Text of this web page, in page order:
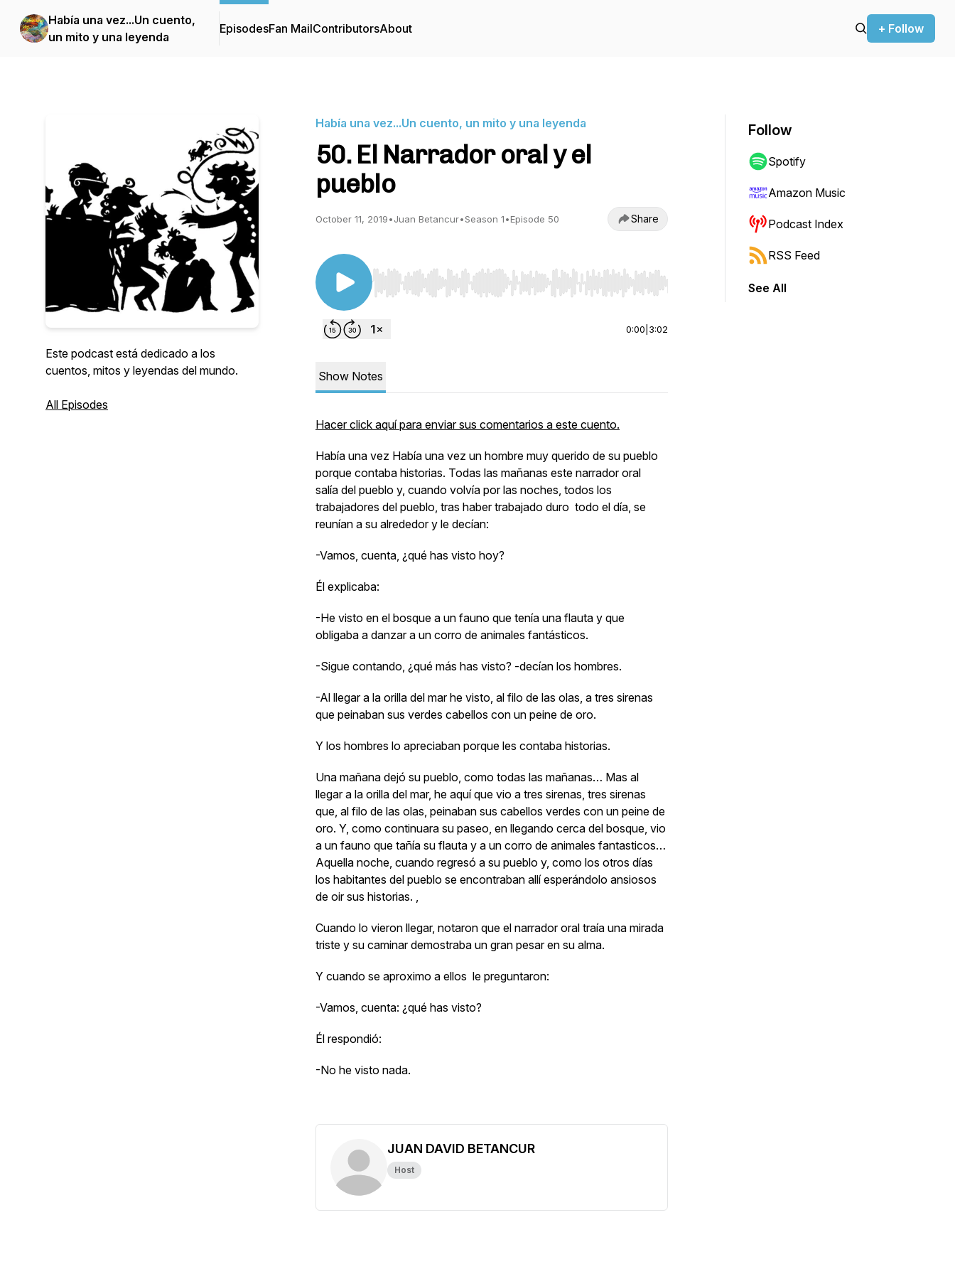
Había una vez...Un cuento,
un mito y una leyenda
EpisodesFan MailContributorsAbout + Follow
Este podcast está dedicado a los
cuentos, mitos y leyendas del mundo.
All Episodes
Había una vez...Un cuento, un mito y una leyenda
50. El Narrador oral y el
pueblo
October 11, 2019•Juan Betancur•Season 1•Episode 50 Share
Use Left/Right to seek, Home/End to jump to start or end. Hold shift to jump forward or backward.
0:00 3:02
Show Notes
Hacer click aquí para enviar sus comentarios a este cuento.
Había una vez Había una vez un hombre muy querido de su pueblo
porque contaba historias. Todas las mañanas este narrador oral
salía del pueblo y, cuando volvía por las noches, todos los
trabajadores del pueblo, tras haber trabajado duro todo el día, se
reunían a su alrededor y le decían:
-Vamos, cuenta, ¿qué has visto hoy?
Él explicaba:
-He visto en el bosque a un fauno que tenía una flauta y que
obligaba a danzar a un corro de animales fantásticos.
-Sigue contando, ¿qué más has visto? -decían los hombres.
-Al llegar a la orilla del mar he visto, al filo de las olas, a tres sirenas
que peinaban sus verdes cabellos con un peine de oro.
Y los hombres lo apreciaban porque les contaba historias.
Una mañana dejó su pueblo, como todas las mañanas… Mas al
llegar a la orilla del mar, he aquí que vio a tres sirenas, tres sirenas
que, al filo de las olas, peinaban sus cabellos verdes con un peine de
oro. Y, como continuara su paseo, en llegando cerca del bosque, vio
a un fauno que tañía su flauta y a un corro de animales fantasticos…
Aquella noche, cuando regresó a su pueblo y, como los otros días
los habitantes del pueblo se encontraban allí esperándolo ansiosos
de oir sus historias. ,
Cuando lo vieron llegar, notaron que el narrador oral traía una mirada
triste y su caminar demostraba un gran pesar en su alma.
Y cuando se aproximo a ellos le preguntaron:
-Vamos, cuenta: ¿qué has visto?
Él respondió:
-No he visto nada.
JUAN DAVID BETANCUR
Host
Follow
Spotify
Amazon Music
Podcast Index
RSS Feed
See All